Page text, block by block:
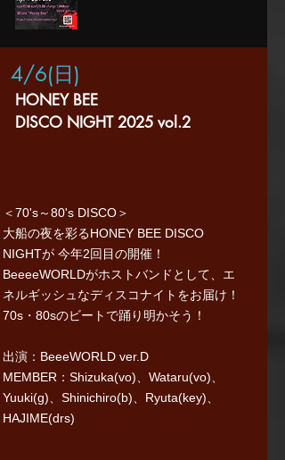
4/6(日)
HONEY BEE
DISCO NIGHT 2025 vol.2
​＜70's～80's DISCO＞
大船の夜を彩るHONEY BEE DISCO
NIGHTが 今年2回目の開催！
BeeeeWORLDがホストバンドとして、エ
ネルギッシュなディスコナイトをお届け！
70s・80sのビートで踊り明かそう！
出演：BeeeWORLD ver.D
MEMBER：Shizuka(vo)、Wataru(vo)、​
​Yuuki(g)、Shinichiro(b)、Ryuta(key)、
HAJIME(drs)